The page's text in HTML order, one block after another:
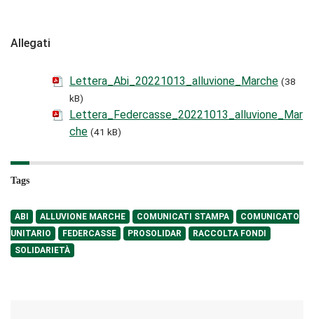
Allegati
Lettera_Abi_20221013_alluvione_Marche (38
kB)
Lettera_Federcasse_20221013_alluvione_Mar
che (41 kB)
Tags
ABI ALLUVIONE MARCHE COMUNICATI STAMPA
COMUNICATO
UNITARIO
FEDERCASSE PROSOLIDAR
RACCOLTA FONDI
SOLIDARIETÀ